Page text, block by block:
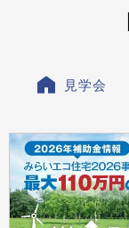
見学会